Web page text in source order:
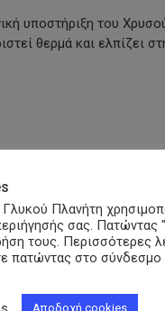
υποστήριξη του
θερμά και ελπίζει
Ανδρέας
Πλανήτη
σας.
τους. Περισσότερες
πατώντας στο σύνδεσμο
Αποδοχή cookies